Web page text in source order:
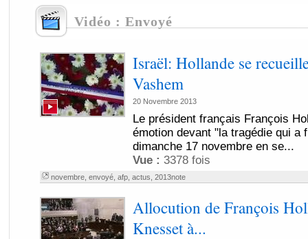
Vidéo : Envoyé
Israël: Hollande se
Vashem
20 Novembre 2013
Le président français François
émotion devant "la tragédie qui a
dimanche 17 novembre en se...
Vue : 3378 fois
novembre, envoyé, afp, actus 2013note
Allocution de François
Knesset à...